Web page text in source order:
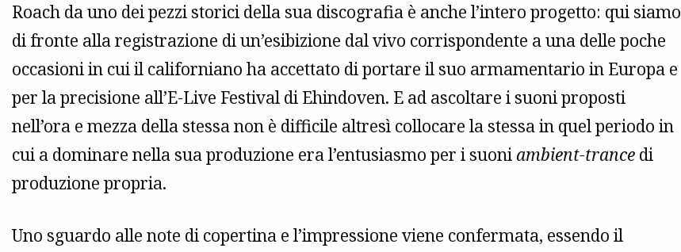
Roach da uno dei pezzi storici della sua discografia è anche l’intero progetto: qui siamo
di fronte alla registrazione di un’esibizione dal vivo corrispondente a una delle poche
occasioni in cui il californiano ha accettato di portare il suo armamentario in Europa e
per la precisione all’E-Live Festival di Ehindoven. E ad ascoltare i suoni proposti
nell’ora e mezza della stessa non è difficile altresì collocare la stessa in quel periodo in
cui a dominare nella sua produzione era l’entusiasmo per i suoni ambient-trance di
produzione propria.
Uno sguardo alle note di copertina e l’impressione viene confermata, essendo il